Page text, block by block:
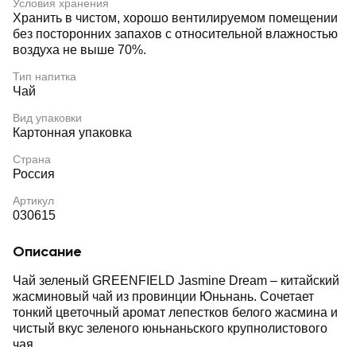
Условия хранения
Хранить в чистом, хорошо вентилируемом помещении
без посторонних запахов с относительной влажностью
воздуха не выше 70%.
Тип напитка
Чай
Вид упаковки
Картонная упаковка
Страна
Россия
Артикул
030615
Описание
Чай зеленый GREENFIELD Jasmine Dream – китайский
жасминовый чай из провинции Юньнань. Сочетает
тонкий цветочный аромат лепестков белого жасмина и
чистый вкус зеленого юньнаньского крупнолистового
чая.